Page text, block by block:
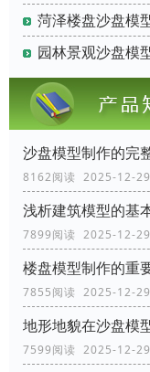
菏泽楼盘沙盘模
园林景观沙盘模
沙盘模型制作的完
8162阅读 2025-12-
浅析建筑模型的基
7899阅读 2025-12-
楼盘模型制作的重
7855阅读 2025-12-
地形地貌在沙盘模
7599阅读 2025-12-